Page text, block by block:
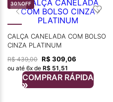
30%OFF
CALÇA CANELADA COM BOLSO
CINZA PLATINUM
R$ 439,00 R$ 309,06
ou até 6x de R$ 51,51
COMPRAR RÁPIDA